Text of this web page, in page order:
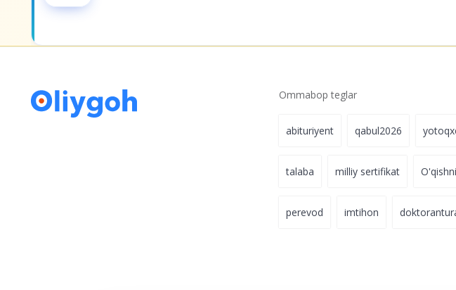
Ommabop teglar
abituriyent qabul2026
talaba milliy sertifikat
perevod imtihon